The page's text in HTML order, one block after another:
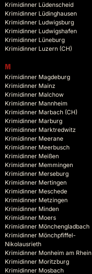
Krimidinner Lüdenscheid
Krimidinner Lüdinghausen
Krimidinner Ludwigsburg
Krimidinner Ludwigshafen
Krimidinner Lüneburg
Krimidinner Luzern (CH)
M
Krimidinner Magdeburg
Krimidinner Mainz
Krimidinner Malchow
Krimidinner Mannheim
Krimidinner Marbach (CH)
Krimidinner Marburg
Krimidinner Marktredwitz
Krimidinner Meerane
Krimidinner Meerbusch
Krimidinner Meißen
Krimidinner Memmingen
Krimidinner Merseburg
Krimidinner Mertingen
Krimidinner Meschede
Krimidinner Metzingen
Krimidinner Minden
Krimidinner Moers
Krimidinner Mönchengladbach
Krimidinner Mönchpfiffel-
Nikolausrieth
Krimidinner Monheim am Rhein
Krimidinner Moritzburg
Krimidinner Mosbach